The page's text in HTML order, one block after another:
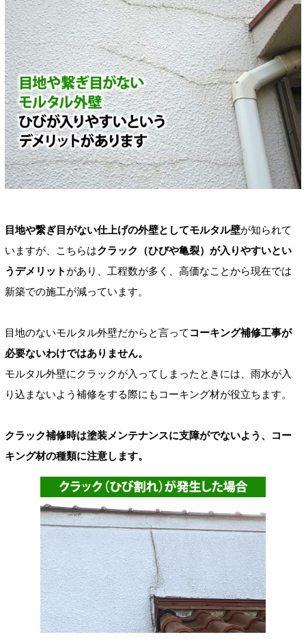
目地や繋ぎ目がない仕上げの外壁としてモルタル壁が知られて
いますが、こちらはクラック（ひびや亀裂）が入りやすいとい
うデメリット があり、工程数が多く、高価なことから現在では
新築での施工が減っています。
目地のないモルタル外壁だからと言って コーキング補修工事が
必要ないわけではありません。
モルタル外壁にクラックが入ってしまったときには、雨水が入
り込まないよう補修をする際にもコーキング材が役立ちます。
クラック補修時は塗装メンテナンスに支障がでないよう、コー
キング材の種類に注意します。